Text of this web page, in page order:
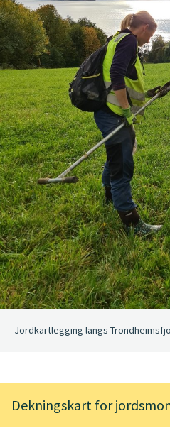
Jordkartlegging langs
Dekningskart for